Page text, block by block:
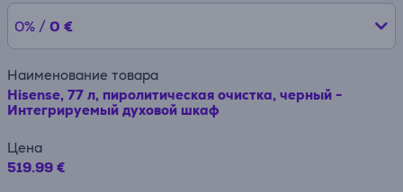
0% / 0 €
Наименование товара
Hisense, 77 л, пиролитическая очистка, черный -
Интегрируемый духовой шкаф
Цена
519.99 €